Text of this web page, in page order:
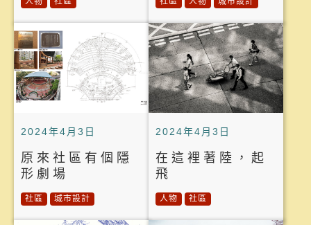
2024年4月3日
原來社區有個隱
形劇場
社區 城市設計
2024年4月3日
在這裡著陸，起
飛
人物 社區